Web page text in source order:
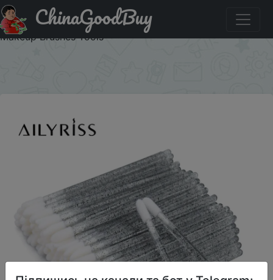
Купити на розпродажі 50pcs Disposable Cosmetic Lip
Brush Lipstick Lip Glossy Wands Pen Cleaner Applicator
Makeup Brushes Tools
ChinaGoodBuy